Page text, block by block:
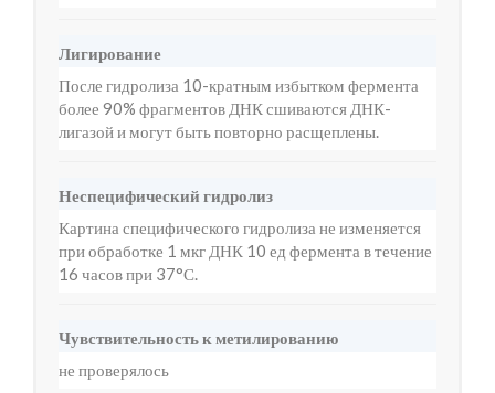
Лигирование
После гидролиза 10-кратным избытком фермента
более 90% фрагментов ДНК сшиваются ДНК-
лигазой и могут быть повторно расщеплены.
Неспецифический гидролиз
Картина специфического гидролиза не изменяется
при обработке 1 мкг ДНК 10 ед фермента в течение
16 часов при 37°С.
Чувствительность к метилированию
не проверялось